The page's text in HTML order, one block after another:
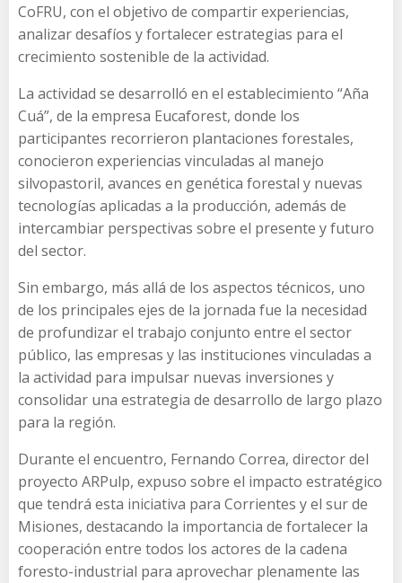
CoFRU, con el objetivo de compartir experiencias,
analizar desafíos y fortalecer estrategias para el
crecimiento sostenible de la actividad.
La actividad se desarrolló en el establecimiento “Aña
Cuá”, de la empresa Eucaforest, donde los
participantes recorrieron plantaciones forestales,
conocieron experiencias vinculadas al manejo
silvopastoril, avances en genética forestal y nuevas
tecnologías aplicadas a la producción, además de
intercambiar perspectivas sobre el presente y futuro
del sector.
Sin embargo, más allá de los aspectos técnicos, uno
de los principales ejes de la jornada fue la necesidad
de profundizar el trabajo conjunto entre el sector
público, las empresas y las instituciones vinculadas a
la actividad para impulsar nuevas inversiones y
consolidar una estrategia de desarrollo de largo plazo
para la región.
Durante el encuentro, Fernando Correa, director del
proyecto ARPulp, expuso sobre el impacto estratégico
que tendrá esta iniciativa para Corrientes y el sur de
Misiones, destacando la importancia de fortalecer la
cooperación entre todos los actores de la cadena
foresto-industrial para aprovechar plenamente las